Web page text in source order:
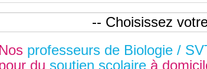
Nos professeurs de Biologie /
du soutien scolaire à